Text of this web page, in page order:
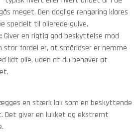
meget. Den daglige rengøring klares
specielt til olierede gulve.
Giver en rigtig god beskyttelse mod
stor fordel er, at småridser er nemme
lidt olie, uden at du behøver at
en stærk lak som en beskyttende
giver en lukket og ekstremt